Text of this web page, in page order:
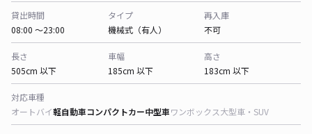
貸出時間
08:00 〜23:00
タイプ
機械式（有人）
再入庫
不可
長さ
505cm 以下
車幅
185cm 以下
高さ
183cm 以下
対応車種
オートバイ軽自動車コンパクトカー中型車ワンボックス大型車・SUV